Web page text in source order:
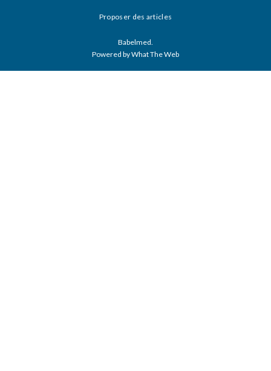
Proposer des articles
Babelmed.
Powered by What The Web